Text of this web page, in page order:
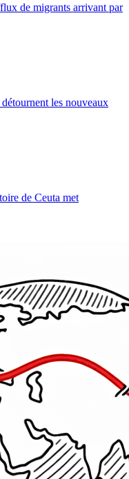
de migrants arrivant par
les nouveaux
de Ceuta met